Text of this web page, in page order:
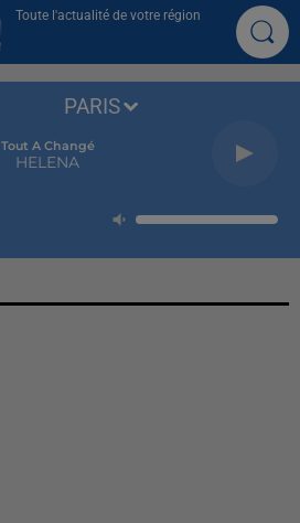
Toute l'actualité de votre région
Tout A Changé
HELENA
PARIS